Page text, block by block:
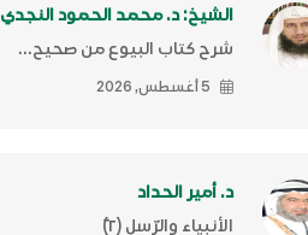
الشيخ: د. محمد الحمود النجدي
شرح كتاب البيوع من صحيح...
5 أغسطس, 2026
د. أمير الحداد
الأنبياء والرّسل (٢)ّ